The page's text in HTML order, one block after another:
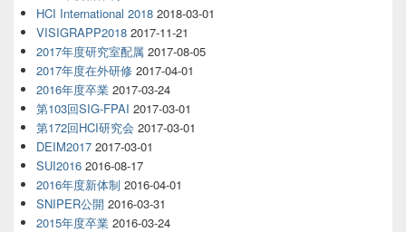
HCI International 2018 2018-03-01
VISIGRAPP2018 2017-11-21
2017年度研究室配属 2017-08-05
2017年度在外研修 2017-04-01
2016年度卒業 2017-03-24
第103回SIG-FPAI 2017-03-01
第172回HCI研究会 2017-03-01
DEIM2017 2017-03-01
SUI2016 2016-08-17
2016年度新体制 2016-04-01
SNIPER公開 2016-03-31
2015年度卒業 2016-03-24